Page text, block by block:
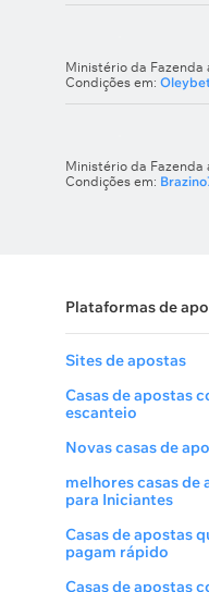
Ministério da Fazenda
Condições em:
Ministério da Fazenda
Condições em:
Plataformas de
Sites de apostas
Casas de apostas
escanteio
Novas casas de
melhores casas de
para Iniciantes
Casas de apostas
pagam rápido
Casas de apostas